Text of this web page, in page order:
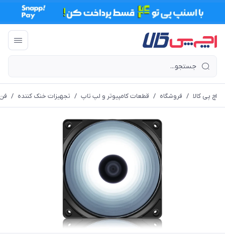
اچ پی کالا / فروشگاه / قطعات کامپیوتر و لپ تاپ / تجهیزات خنک کننده /